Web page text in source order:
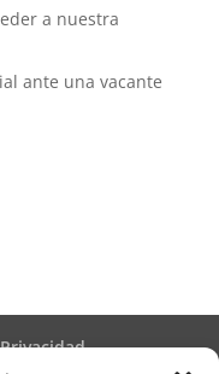
a nuestra
ante una vacante